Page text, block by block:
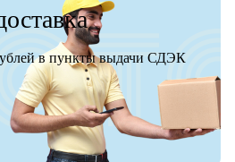
в пункты выдачи СДЭК